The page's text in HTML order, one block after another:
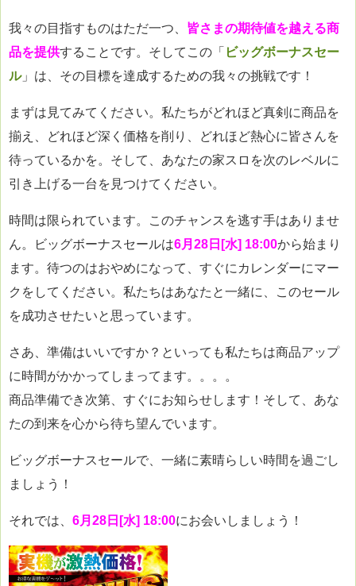
我々の目指すものはただ一つ、 皆さまの期待値を越える商
品を提供することです。そしてこの「 ビッグボーナスセー
ル」は、その目標を達成するための我々の挑戦です！
まずは見てみてください。私たちがどれほど真剣に商品を
揃え、どれほど深く価格を削り、どれほど熱心に皆さんを
待っているかを。そして、あなたの家スロを次のレベルに
引き上げる一台を見つけてください。
時間は限られています。このチャンスを逃す手はありませ
ん。ビッグボーナスセールは6月28日[水] 18:00から始まり
ます。待つのはおやめになって、すぐにカレンダーにマー
クをしてください。私たちはあなたと一緒に、このセール
を成功させたいと思っています。
さあ、準備はいいですか？といっても私たちは商品アップ
に時間がかかってしまってます。。。。
商品準備でき次第、すぐにお知らせします！そして、あな
たの到来を心から待ち望んでいます。
ビッグボーナスセールで、一緒に素晴らしい時間を過ごし
ましょう！
それでは、 6月28日[水] 18:00にお会いしましょう！